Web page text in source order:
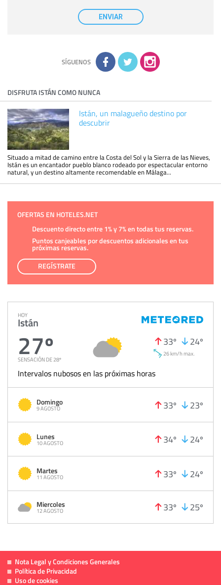
con carácter general, sólo el personal de
nuestra entidad que esté debidamente autorizado podrá
tener conocimiento de la información que le pedimos. No se
comunicarán datos a terceros.
adicional y detallada sobre cómo tratamos sus datos en la
política de privacidad
ENVIAR
SÍGUENOS
DISFRUTA ISTÁN COMO NUNCA
Istán, un malagueño destino por
descubrir
Situado a mitad de camino entre la Costa del Sol y la Sierra de las Nieves,
Istán es un encantador pueblo blanco rodeado por espectacular entorno
natural, y un destino altamente recomendable en Málaga...
OFERTAS EN HOTELES.NET
Descuento directo entre 1% y 7% en todas tus reservas.
Puntos canjeables por descuentos adicionales en tus
próximas reservas.
REGÍSTRATE
HOY
Istán
27º
SENSACIÓN DE 28º
33º 24º
26 km/h max.
Intervalos nubosos en las próximas horas
Domingo
9 AGOSTO 33º 23º
Lunes
10 AGOSTO 34º 24º
Martes
11 AGOSTO 33º 24º
Miercoles
12 AGOSTO 33º 25º
Nota Legal y Condiciones Generales
Política de Privacidad
Uso de cookies